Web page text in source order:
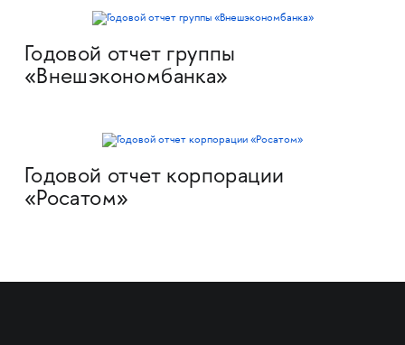
Годовой отчет группы
«Внешэкономбанка»
Годовой отчет корпорации
«Росатом»